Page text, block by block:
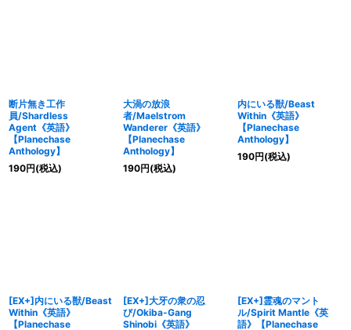
断片無き工作
員/Shardless
Agent《英語》
【Planechase
Anthology】
190円(税込)
大渦の放浪
者/Maelstrom
Wanderer《英語》
【Planechase
Anthology】
190円(税込)
内にいる獣/Beast
Within《英語》
【Planechase
Anthology】
190円(税込)
[EX+]内にいる獣/Beast
Within《英語》
【Planechase
[EX+]大牙の衆の忍
び/Okiba-Gang
Shinobi《英語》
[EX+]霊魂のマント
ル/Spirit Mantle《英
語》【Planechase